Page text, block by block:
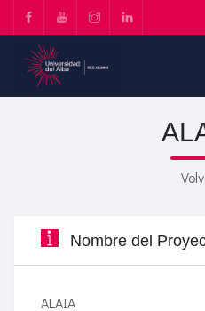
Nombre del
ALAIA